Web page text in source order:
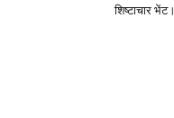
शिष्टाचार भेंट।